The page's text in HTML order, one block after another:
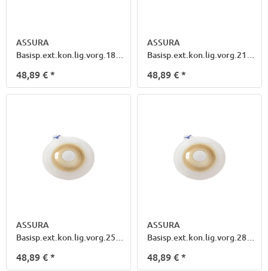
ASSURA
Basisp.ext.kon.lig.vorg.18mm
48,89 €*
ASSURA
Basisp.ext.kon.lig.vorg.21mm
48,89 €*
ASSURA
Basisp.ext.kon.lig.vorg.25mm
48,89 €*
ASSURA
Basisp.ext.kon.lig.vorg.28mm
48,89 €*